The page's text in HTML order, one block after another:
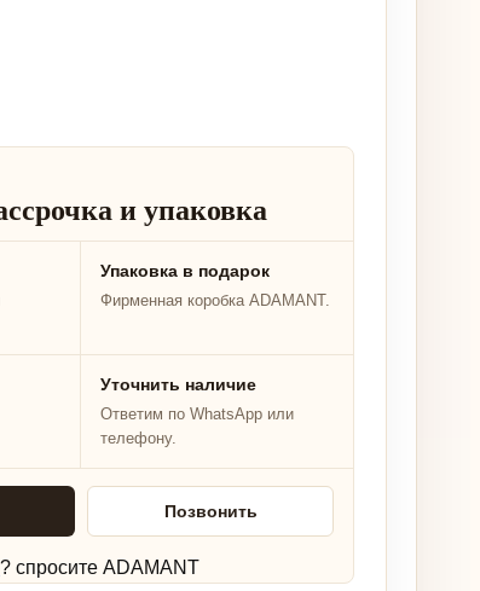
и упаковка
Упаковка в подарок
Фирменная коробка ADAMANT.
Уточнить наличие
Ответим по WhatsApp или
телефону.
Позвонить
? спросите ADAMANT